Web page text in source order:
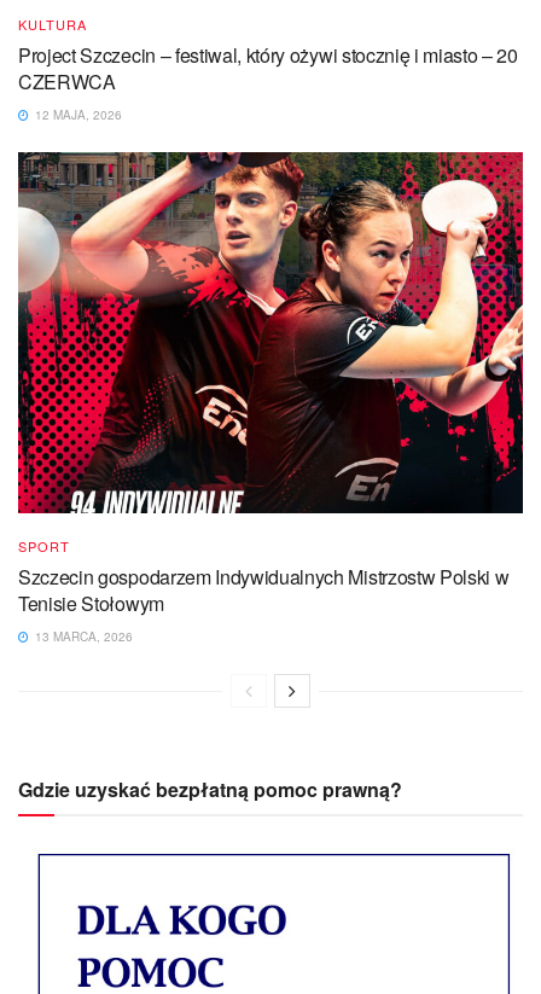
KULTURA
Project Szczecin – festiwal, który ożywi stocznię i miasto – 20
CZERWCA
12 MAJA, 2026
SPORT
Szczecin gospodarzem Indywidualnych Mistrzostw Polski w
Tenisie Stołowym
13 MARCA, 2026
Gdzie uzyskać bezpłatną pomoc prawną?